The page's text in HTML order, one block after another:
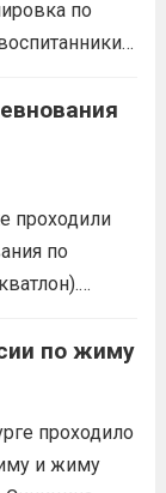
по
владения
коротких
проходили
по
занял 1
тренер-
по жиму
проходило
и жиму